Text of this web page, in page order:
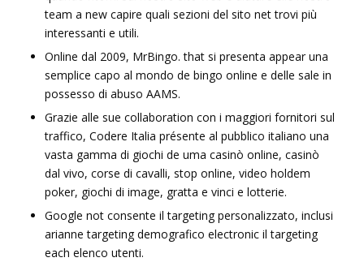
team a new capire quali sezioni del sito net trovi più
interessanti e utili.
Online dal 2009, MrBingo. that si presenta appear una
semplice capo al mondo de bingo online e delle sale in
possesso di abuso AAMS.
Grazie alle sue collaboration con i maggiori fornitori sul
traffico, Codere Italia présente al pubblico italiano una
vasta gamma di giochi de uma casinò online, casinò
dal vivo, corse di cavalli, stop online, video holdem
poker, giochi di image, gratta e vinci e lotterie.
Google not consente il targeting personalizzato, inclusi
arianne targeting demografico electronic il targeting
each elenco utenti.